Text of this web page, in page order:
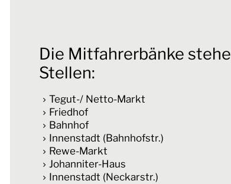
Die Mitfahrerbänke
Stellen:
Tegut-/ Netto-Markt
Friedhof
Bahnhof
Innenstadt (Bahnhofstr.)
Rewe-Markt
Johanniter-Haus
Innenstadt (Neckarstr.)